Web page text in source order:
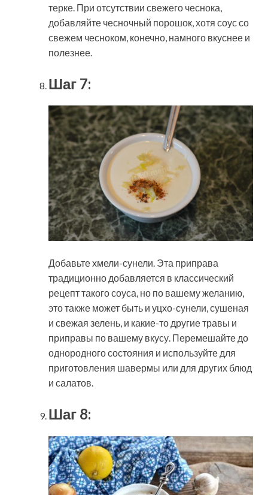
терке. При отсутствии свежего чеснока,
добавляйте чесночный порошок, хотя соус со
свежем чесноком, конечно, намного вкуснее и
полезнее.
Шаг 7:
Добавьте хмели-сунели. Эта приправа
традиционно добавляется в классический
рецепт такого соуса, но по вашему желанию,
это также может быть и уцхо-сунели, сушеная
и свежая зелень, и какие-то другие травы и
приправы по вашему вкусу. Перемешайте до
однородного состояния и используйте для
приготовления шавермы или для других блюд
и салатов.
Шаг 8: